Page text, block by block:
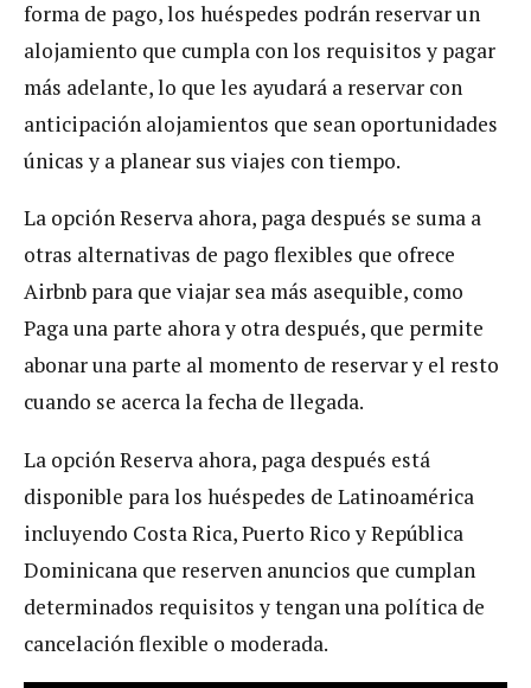
forma de pago, los huéspedes podrán reservar un
alojamiento que cumpla con los requisitos y pagar
más adelante, lo que les ayudará a reservar con
anticipación alojamientos que sean oportunidades
únicas y a planear sus viajes con tiempo.
La opción Reserva ahora, paga después se suma a
otras alternativas de pago flexibles que ofrece
Airbnb para que viajar sea más asequible, como
Paga una parte ahora y otra después, que permite
abonar una parte al momento de reservar y el resto
cuando se acerca la fecha de llegada.
La opción Reserva ahora, paga después está
disponible para los huéspedes de Latinoamérica
incluyendo Costa Rica, Puerto Rico y República
Dominicana que reserven anuncios que cumplan
determinados requisitos y tengan una política de
cancelación flexible o moderada.